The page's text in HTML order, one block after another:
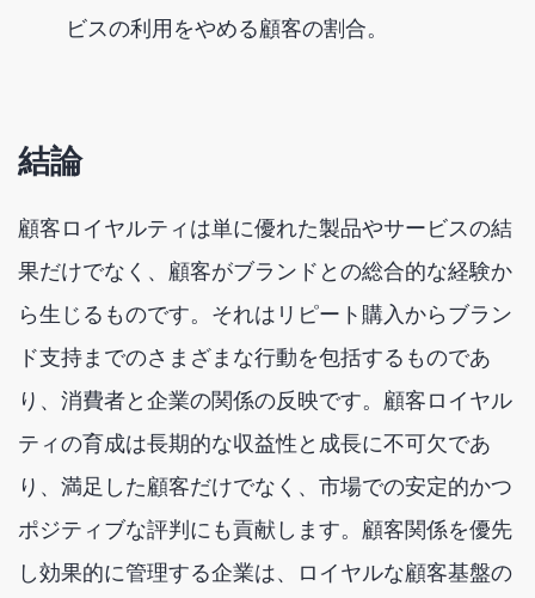
ビスの利用をやめる顧客の割合。
結論
顧客ロイヤルティは単に優れた製品やサービスの結
果だけでなく、顧客がブランドとの総合的な経験か
ら生じるものです。それはリピート購入からブラン
ド支持までのさまざまな行動を包括するものであ
り、消費者と企業の関係の反映です。顧客ロイヤル
ティの育成は長期的な収益性と成長に不可欠であ
り、満足した顧客だけでなく、市場での安定的かつ
ポジティブな評判にも貢献します。顧客関係を優先
し効果的に管理する企業は、ロイヤルな顧客基盤の